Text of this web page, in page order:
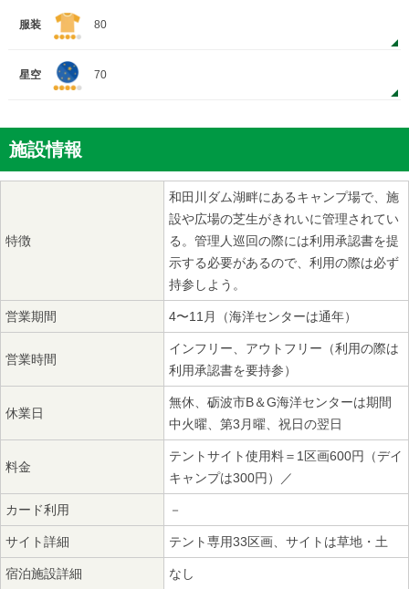
服装 80
星空 70
施設情報
特徴
和田川ダム湖畔にあるキャンプ場で、施
設や広場の芝生がきれいに管理されてい
る。管理人巡回の際には利用承認書を提
示する必要があるので、利用の際は必ず
持参しよう。
営業期間 4〜11月（海洋センターは通年）
営業時間
インフリー、アウトフリー（利用の際は
利用承認書を要持参）
休業日
無休、砺波市B＆G海洋センターは期間
中火曜、第3月曜、祝日の翌日
料金
テントサイト使用料＝1区画600円（デイ
キャンプは300円）／
カード利用 －
サイト詳細 テント専用33区画、サイトは草地・土
宿泊施設詳細 なし